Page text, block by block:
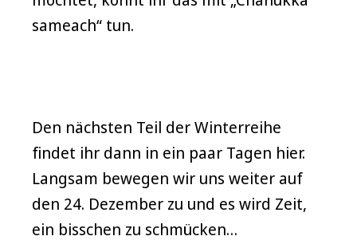
sameach“ tun.
Den nächsten Teil der Winterreihe
findet ihr dann in ein paar Tagen hier.
Langsam bewegen wir uns weiter auf
den 24. Dezember zu und es wird Zeit,
ein bisschen zu schmücken…